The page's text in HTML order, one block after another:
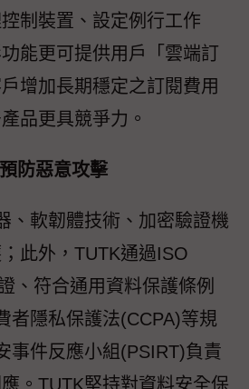
制裝置、設定例行工作
能更可提供用戶「雲端訂
增加長期穩定之訂閱費用
品更具競爭力。
防惡意攻擊
、軟韌體技術、加密驗證機
此外，TUTK通過ISO
、符合通用資料保護條例
者隱私保護法(CCPA)等規
事件反應小組(PSIRT)負責
。TUTK堅持對資料安全保